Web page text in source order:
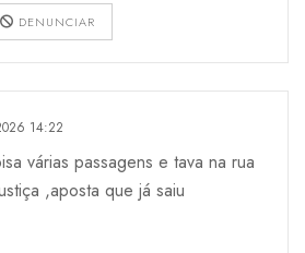
DENUNCIAR
14:22
várias passagens e tava na rua
,aposta que já saiu